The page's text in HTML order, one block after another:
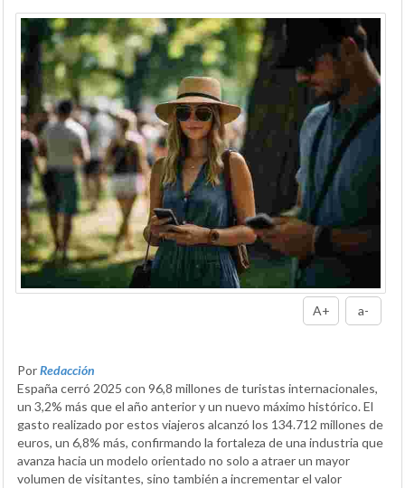
A+ a-
PorRedacción
España cerró 2025 con 96,8 millones de turistas internacionales,
un 3,2% más que el año anterior y un nuevo máximo histórico. El
gasto realizado por estos viajeros alcanzó los 134.712 millones de
euros, un 6,8% más, confirmando la fortaleza de una industria que
avanza hacia un modelo orientado no solo a atraer un mayor
volumen de visitantes, sino también a incrementar el valor